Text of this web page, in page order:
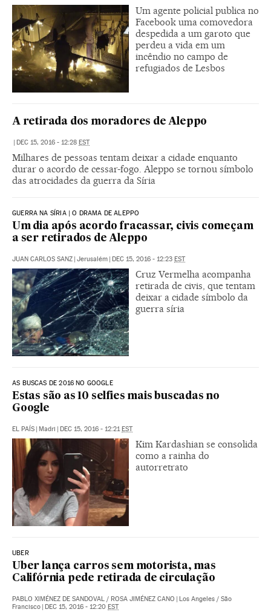
Um agente policial publica no
Facebook uma comovedora
despedida a um garoto que
perdeu a vida em um
incêndio no campo de
refugiados de Lesbos
A retirada dos moradores de Aleppo
| DEC 15, 2016 - 12:28 EST
Milhares de pessoas tentam deixar a cidade enquanto
durar o acordo de cessar-fogo. Aleppo se tornou símbolo
das atrocidades da guerra da Síria
GUERRA NA SÍRIA | O DRAMA DE ALEPPO
Um dia após acordo fracassar, civis começam
a ser retirados de Aleppo
JUAN CARLOS SANZ | Jerusalém | DEC 15, 2016 - 12:23 EST
Cruz Vermelha acompanha
retirada de civis, que tentam
deixar a cidade símbolo da
guerra síria
AS BUSCAS DE 2016 NO GOOGLE
Estas são as 10 selfies mais buscadas no
Google
EL PAÍS | Madri | DEC 15, 2016 - 12:21EST
Kim Kardashian se consolida
como a rainha do
autorretrato
UBER
Uber lança carros sem motorista, mas
Califórnia pede retirada de circulação
PABLO XIMÉNEZ DE SANDOVAL / ROSA JIMÉNEZ CANO | Los Angeles / São
Francisco | DEC 15, 2016 - 12:20 EST